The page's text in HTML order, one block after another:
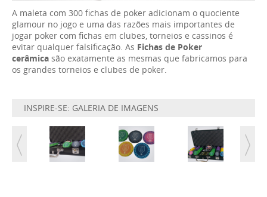
A maleta com 300 fichas de poker adicionam o quociente
glamour no jogo e uma das razões mais importantes de
jogar poker com fichas em clubes, torneios e cassinos é
evitar qualquer falsificação. As Fichas de Poker
cerâmica são exatamente as mesmas que fabricamos para
os grandes torneios e clubes de poker.
INSPIRE-SE: GALERIA DE IMAGENS